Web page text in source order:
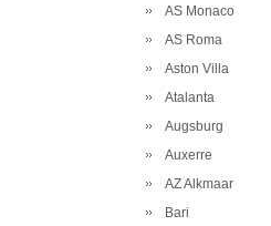
AS Monaco
AS Roma
Aston Villa
Atalanta
Augsburg
Auxerre
AZ Alkmaar
Bari